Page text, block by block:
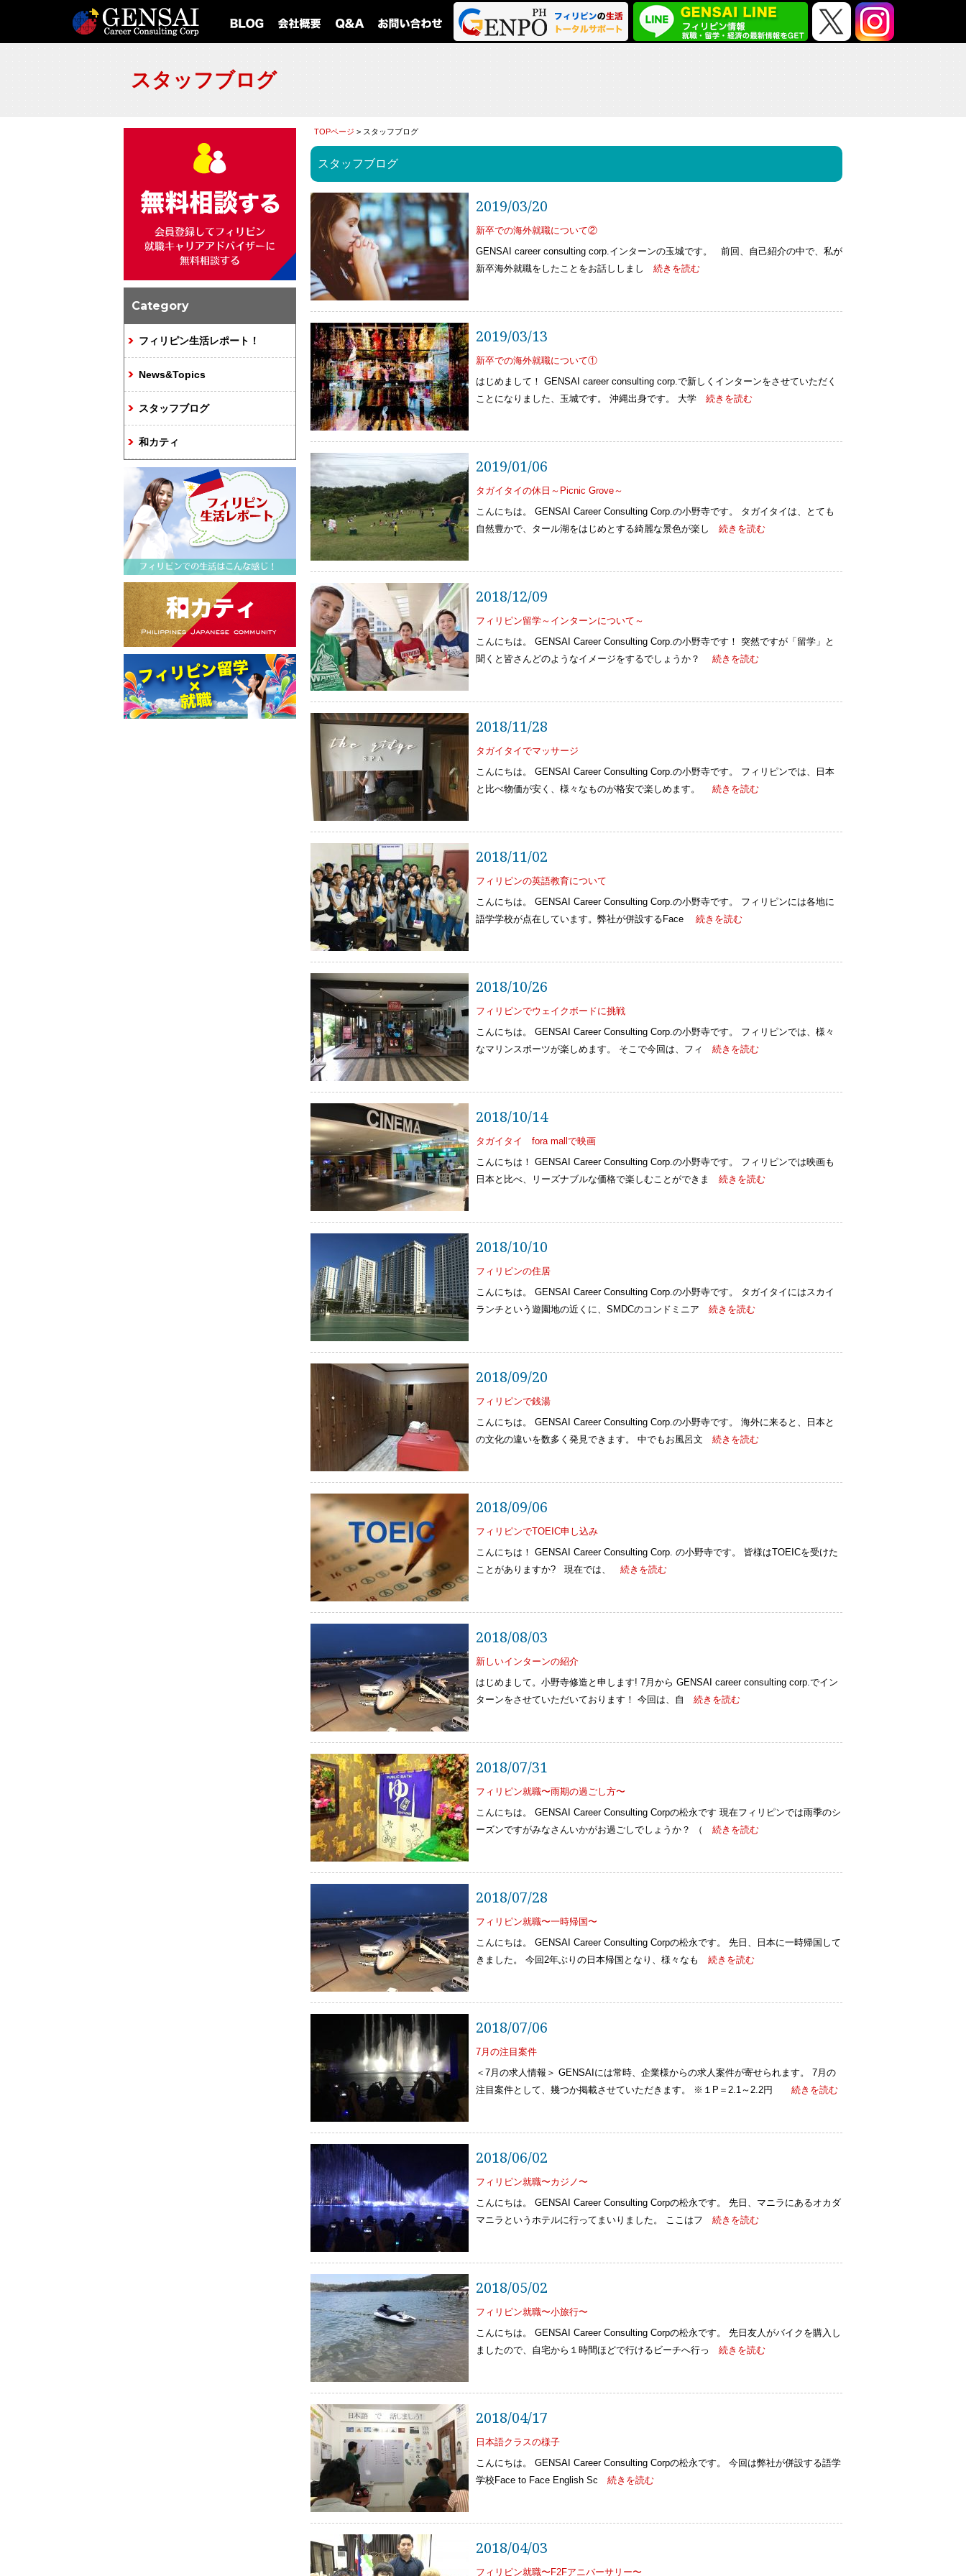
スタッフブログ
TOPページ > スタッフブログ
スタッフブログ
2019/03/20
新卒での海外就職について②
GENSAI career consulting corp.インターンの玉城です。 前回、自己紹介の中で、私が
新卒海外就職をしたことをお話ししまし
続きを読む
2019/03/13
新卒での海外就職について①
はじめまして！ GENSAI career consulting corp.で新しくインターンをさせていただく
ことになりました、玉城です。 沖縄出身です。 大学 続きを読む
2019/01/06
タガイタイの休日～Picnic Grove～
こんにちは。 GENSAI Career Consulting Corp.の小野寺です。 タガイタイは、とても
自然豊かで、タール湖をはじめとする綺麗な景色が楽し
続きを読む
2018/12/09
フィリピン留学～インターンについて～
こんにちは。 GENSAI Career Consulting Corp.の小野寺です！ 突然ですが「留学」と
聞くと皆さんどのようなイメージをするでしょうか？
続きを読む
2018/11/28
タガイタイでマッサージ
こんにちは。 GENSAI Career Consulting Corp.の小野寺です。 フィリピンでは、日本
と比べ物価が安く、様々なものが格安で楽しめます。
続きを読む
2018/11/02
フィリピンの英語教育について
こんにちは。 GENSAI Career Consulting Corp.の小野寺です。 フィリピンには各地に
語学学校が点在しています。弊社が併設するFace
続きを読む
2018/10/26
フィリピンでウェイクボードに挑戦
こんにちは。 GENSAI Career Consulting Corp.の小野寺です。 フィリピンでは、様々
なマリンスポーツが楽しめます。 そこで今回は、フィ
続きを読む
2018/10/14
タガイタイ fora mallで映画
こんにちは！ GENSAI Career Consulting Corp.の小野寺です。 フィリピンでは映画も
日本と比べ、リーズナブルな価格で楽しむことができま
続きを読む
2018/10/10
フィリピンの住居
こんにちは。 GENSAI Career Consulting Corp.の小野寺です。 タガイタイにはスカイ
ランチという遊園地の近くに、SMDCのコンドミニア 続きを読む
2018/09/20
フィリピンで銭湯
こんにちは。 GENSAI Career Consulting Corp.の小野寺です。 海外に来ると、日本と
の文化の違いを数多く発見できます。 中でもお風呂文 続きを読む
2018/09/06
フィリピンでTOEIC申し込み
こんにちは！ GENSAI Career Consulting Corp. の小野寺です。 皆様はTOEICを受けた
ことがありますか? 現在では、
続きを読む
2018/08/03
新しいインターンの紹介
はじめまして。小野寺修造と申します! 7月から GENSAI career consulting corp.でイン
ターンをさせていただいております！ 今回は、自
続きを読む
2018/07/31
フィリピン就職〜雨期の過ごし方〜
こんにちは。 GENSAI Career Consulting Corpの松永です 現在フィリピンでは雨季のシ
ーズンですがみなさんいかがお過ごしでしょうか？ （
続きを読む
2018/07/28
フィリピン就職〜一時帰国〜
こんにちは。 GENSAI Career Consulting Corpの松永です。 先日、日本に一時帰国して
きました。 今回2年ぶりの日本帰国となり、様々なも
続きを読む
2018/07/06
7月の注目案件
＜7月の求人情報＞ GENSAIには常時、企業様からの求人案件が寄せられます。 7月の
注目案件として、幾つか掲載させていただきます。 ※１P＝2.1～2.2円
続きを読む
2018/06/02
フィリピン就職〜カジノ〜
こんにちは。 GENSAI Career Consulting Corpの松永です。 先日、マニラにあるオカダ
マニラというホテルに行ってまいりました。 ここはフ 続きを読む
2018/05/02
フィリピン就職〜小旅行〜
こんにちは。 GENSAI Career Consulting Corpの松永です。 先日友人がバイクを購入し
ましたので、自宅から１時間ほどで行けるビーチへ行っ
続きを読む
2018/04/17
日本語クラスの様子
こんにちは。 GENSAI Career Consulting Corpの松永です。 今回は弊社が併設する語学
学校Face to Face English Sc 続きを読む
2018/04/03
フィリピン就職〜F2Fアニバーサリー〜
Category
フィリピン生活レポート！
News&Topics
スタッフブログ
和カティ